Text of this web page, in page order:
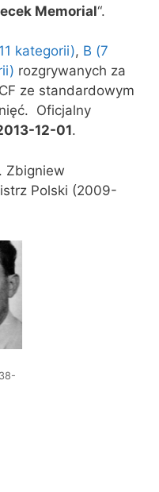
Memorial“.
kategorii), B (7
rozgrywanych za
ze standardowym
Oficjalny
12-01.
Zbigniew
Polski (2009-